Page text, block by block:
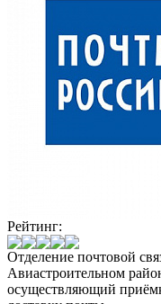
Рейтинг:
Отделение почтовой
Авиастроительном
осуществляющий